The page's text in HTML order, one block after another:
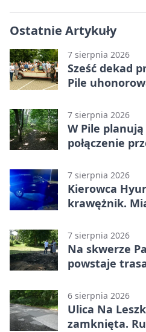
Ostatnie Artykuły
7 sierpnia 2026
Sześć dekad
Pile
7 sierpnia 2026
W Pile
połączenie
7 sierpnia 2026
Kierowca
krawężnik.
7 sierpnia 2026
Na skwerze
powstaje
6 sierpnia 2026
Ulica Na
zamknięta.